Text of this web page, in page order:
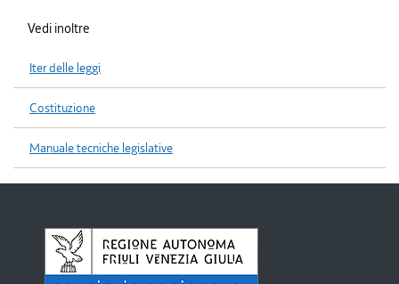
Vedi inoltre
Iter delle leggi
Costituzione
Manuale tecniche legislative